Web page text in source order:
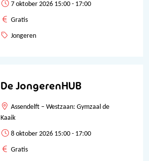
7 oktober 2026 15:00 - 17:00
Gratis
Jongeren
De JongerenHUB
Assendelft – Westzaan: Gymzaal de
Kaaik
8 oktober 2026 15:00 - 17:00
Gratis